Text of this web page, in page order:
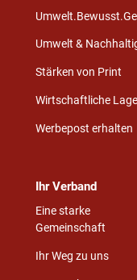
Umwelt &
Stärken von Print
Wirtschaftliche
Werbepost erhalten
Ihr Verband
Eine starke
Gemeinschaft
Ihr Weg zu uns